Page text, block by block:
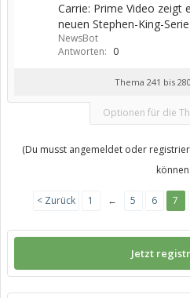
Carrie: Prime Video zeigt
neuen Stephen-King-
NewsBot
Antworten: 0
Thema 241 bis
Optionen für die
(Du musst angemeldet oder
< Zurück 1 ← 5 6 7
Jetzt